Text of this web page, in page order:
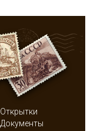
Открытки
Документы